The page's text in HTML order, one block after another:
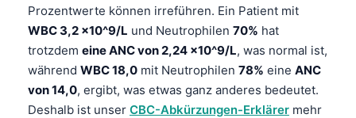
Prozentwerte können irreführen. Ein Patient mit
WBC 3,2 x10^9/L und Neutrophilen 70% hat
trotzdem eine ANC von 2,24 x10^9/L, was normal ist,
während WBC 18,0 mit Neutrophilen 78% eine ANC
von 14,0, ergibt, was etwas ganz anderes bedeutet.
Deshalb ist unser CBC-Abkürzungen-Erklärer mehr